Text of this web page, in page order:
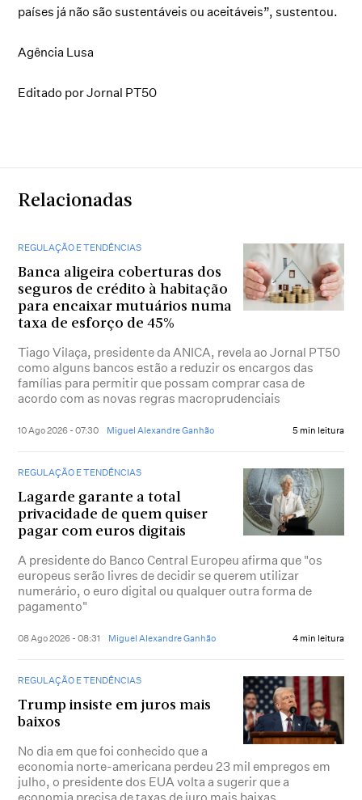
países já não são sustentáveis ou aceitáveis”, sustentou.
Agência Lusa
Editado por Jornal PT50
Relacionadas
REGULAÇÃO E TENDÊNCIAS
Banca aligeira coberturas dos
seguros de crédito à habitação
para encaixar mutuários numa
taxa de esforço de 45%
Tiago Vilaça, presidente da ANICA, revela ao Jornal PT50
como alguns bancos estão a reduzir os encargos das
famílias para permitir que possam comprar casa de
acordo com as novas regras macroprudenciais
10 Ago 2026 - 07:30 Miguel Alexandre Ganhão 5 min leitura
REGULAÇÃO E TENDÊNCIAS
Lagarde garante a total
privacidade de quem quiser
pagar com euros digitais
A presidente do Banco Central Europeu afirma que "os
europeus serão livres de decidir se querem utilizar
numerário, o euro digital ou qualquer outra forma de
pagamento"
08 Ago 2026 - 08:31 Miguel Alexandre Ganhão 4 min leitura
REGULAÇÃO E TENDÊNCIAS
Trump insiste em juros mais
baixos
No dia em que foi conhecido que a
economia norte-americana perdeu 23 mil empregos em
julho, o presidente dos EUA volta a sugerir que a